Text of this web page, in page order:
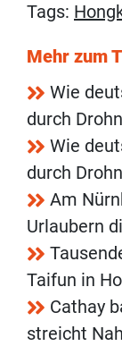
Tags:
Mehr zum
Wie
durch
Wie
durch
Am
Urlaubern
Taifun in
Cathay
streicht